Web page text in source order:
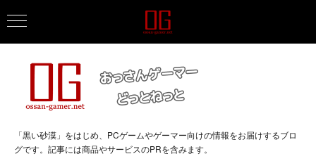
「黒い砂漠」をはじめ、PCゲームやゲーマー向けの情報をお届けするブロ
グです。記事には商品やサービスのPRを含みます。